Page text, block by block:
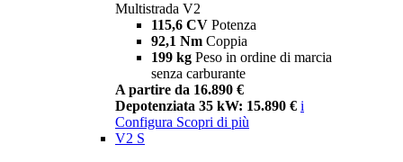
Multistrada V2
115,6 CV Potenza
92,1 Nm Coppia
199 kg Peso in ordine di marcia
senza carburante
A partire da 16.890 €
Depotenziata 35 kW: 15.890 € i
Configura Scopri di più
V2 S